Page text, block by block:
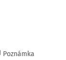
Poznámka